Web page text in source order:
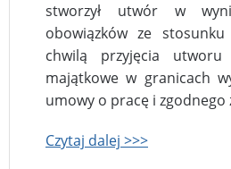
stworzył utwór w
obowiązków ze
chwilą przyjęcia
majątkowe w granicach
umowy o pracę i
Czytaj dalej >>>